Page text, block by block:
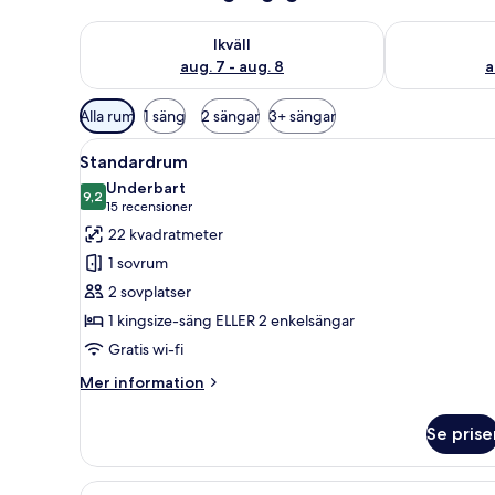
Ikväll
aug. 7 - aug. 8
Kontrollera tillgängligheten för ikväll aug. 7 - aug. 8
Kontrollera
Tillgängliga
filter
för
rum
Alla rum 1 säng 2 sängar 3+ sängar
Öppna
alla
foton
för
Standardrum
Ett hotellrum med en stor
8
Standardrum
9,29,2 av 10
Underbart
15 recensioner
(15 recensioner)
22 kvadratmeter
1 sovrum
2 sovplatser
1 kingsize-säng ELLER 2 enkelsängar
Gratis wi-fi
Mer information
Mer
Se
Ett hotellrum med två